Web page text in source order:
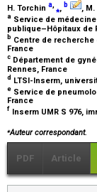
H. Torchin a,⁎, b ,
a Service de
publique–Hôpitaux de
b Centre de recherche
France
c Département de
Rennes, France
d LTSI-Inserm,
e Service de
France
f Inserm UMR S 976,
⁎Auteur correspondant.
PDF Article